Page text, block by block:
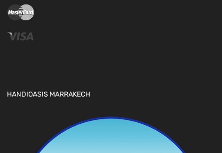
HANDIOASIS MARRAKECH